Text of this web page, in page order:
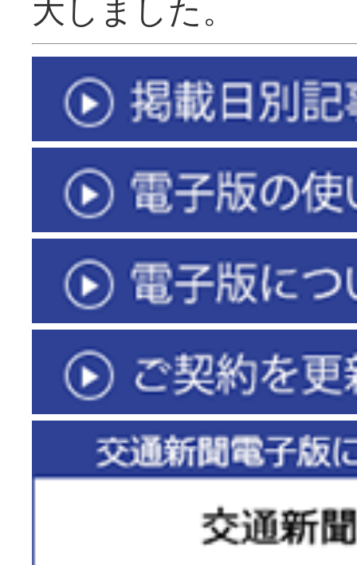
大しまし